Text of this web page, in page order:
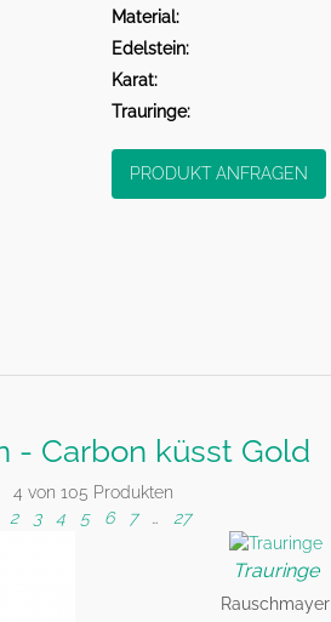
Material:
Edelstein:
Karat:
Trauringe:
PRODUKT ANFRAGEN
- Carbon küsst Gold
4 von 105 Produkten
2 3 4 5 6 7 27
Trauringe
Rauschmayer